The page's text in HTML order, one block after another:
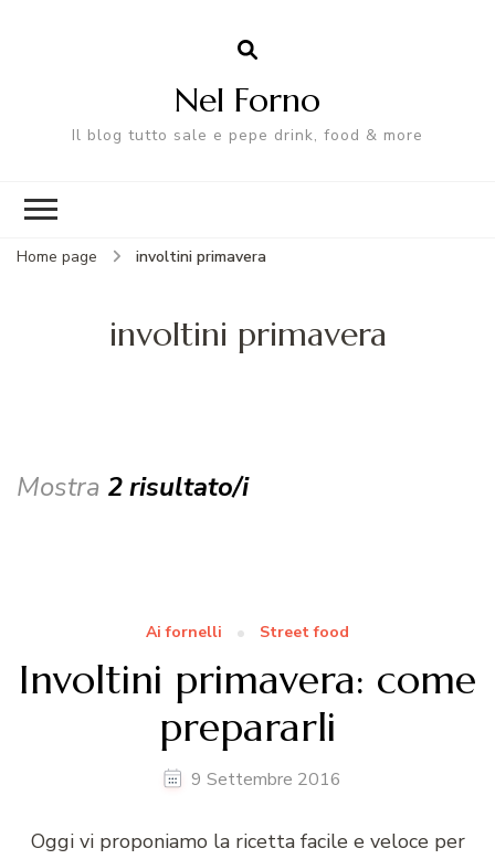
Nel Forno
Il blog tutto sale e pepe drink, food & more
Home page involtini primavera
involtini primavera
Mostra 2 risultato/i
Ai fornelli Street food
Involtini primavera: come
prepararli
9 Settembre 2016
Oggi vi proponiamo la ricetta facile e veloce per